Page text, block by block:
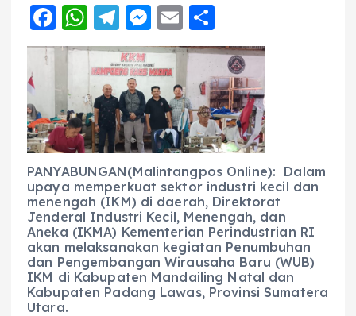
F
a
e
b
o
o
k
W
h
a
ts
A
p
p
T
el
e
g
r
a
m
M
e
ss
e
n
g
er
E
m
ai
l
h
a
re
PANYABUNGAN(Malintangpos Online): Dalam
upaya memperkuat sektor industri kecil dan
menengah (IKM) di daerah, Direktorat
Jenderal Industri Kecil, Menengah, dan
Aneka (IKMA) Kementerian Perindustrian RI
akan melaksanakan kegiatan Penumbuhan
dan Pengembangan Wirausaha Baru (WUB)
IKM di Kabupaten Mandailing Natal dan
Kabupaten Padang Lawas, Provinsi Sumatera
Utara.